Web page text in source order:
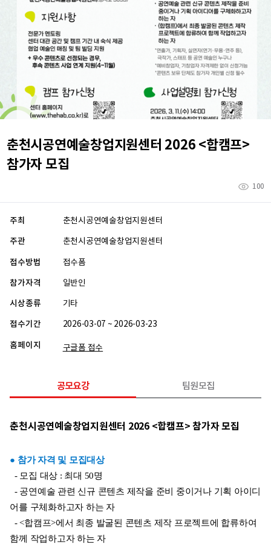
춘천시공연예술창업지원센터 2026 <합캠프>
참가자 모집
100
주최 춘천시공연예술창업지원센터
주관 춘천시공연예술창업지원센터
접수방법 접수폼
참가자격 일반인
시상종류 기타
접수기간 2026-03-07 ~ 2026-03-23
홈페이지 구글폼 접수
공모요강 팀원모집
춘천시공연예술창업지원센터 2026 <합캠프> 참가자 모집
● 참가 자격 및 모집대상
- 모집 대상 : 최대 50명
- 공연예술 관련 신규 콘텐츠 제작을 준비 중이거나 기획 아이디
어를 구체화하고자 하는 자
- <합캠프>에서 최종 발굴된 콘텐츠 제작 프로젝트에 합류하여
함께 작업하고자 하는 자